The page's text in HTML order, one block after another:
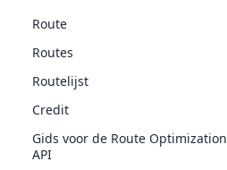
Route
Routes
Routelijst
Credit
Gids voor de Route Optimization
API